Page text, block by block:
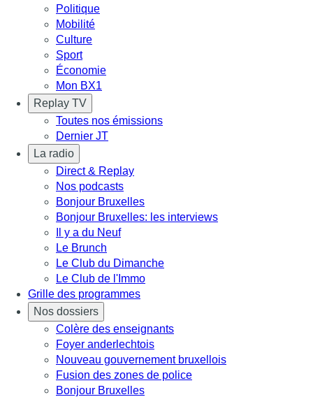
Politique
Mobilité
Culture
Sport
Économie
Mon BX1
Replay TV
Toutes nos émissions
Dernier JT
La radio
Direct & Replay
Nos podcasts
Bonjour Bruxelles
Bonjour Bruxelles: les interviews
Il y a du Neuf
Le Brunch
Le Club du Dimanche
Le Club de l'Immo
Grille des programmes
Nos dossiers
Colère des enseignants
Foyer anderlechtois
Nouveau gouvernement bruxellois
Fusion des zones de police
Bonjour Bruxelles